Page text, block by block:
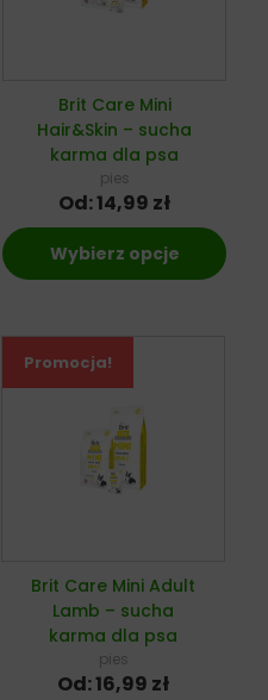
Brit Care Mini
Hair&Skin – sucha
karma dla psa
pies
Od:14,99 zł
Wybierz opcje
Promocja!
Brit Care Mini Adult
Lamb – sucha
karma dla psa
pies
Od:16,99 zł